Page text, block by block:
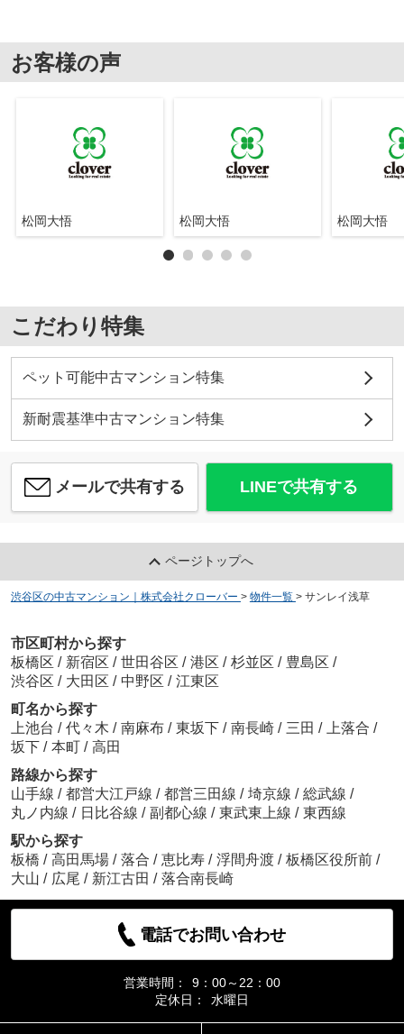
お客様の声
松岡大悟 松岡大悟 松岡大悟
こだわり特集
ペット可能中古マンション特集
新耐震基準中古マンション特集
メールで共有する LINEで共有する
ページトップへ
渋谷区の中古マンション｜株式会社クローバー > 物件一覧 > サンレイ浅草
市区町村から探す
板橋区 / 新宿区 / 世田谷区 / 港区 / 杉並区 / 豊島区 /
渋谷区 / 大田区 / 中野区 / 江東区
町名から探す
上池台 / 代々木 / 南麻布 / 東坂下 / 南長崎 / 三田 / 上落合 /
坂下 / 本町 / 高田
路線から探す
山手線 / 都営大江戸線 / 都営三田線 / 埼京線 / 総武線 /
丸ノ内線 / 日比谷線 / 副都心線 / 東武東上線 / 東西線
駅から探す
板橋 / 高田馬場 / 落合 / 恵比寿 / 浮間舟渡 / 板橋区役所前 /
大山 / 広尾 / 新江古田 / 落合南長崎
電話でお問い合わせ
営業時間：
9：00～22：00
定休日：
水曜日